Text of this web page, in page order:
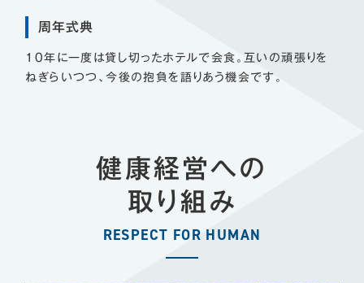
周年式典
10年に一度は貸し切ったホテルで会食。互いの頑張りを
ねぎらいつつ、今後の抱負を語りあう機会です。
RESPECT FOR HUMAN
健康経営への
取り組み